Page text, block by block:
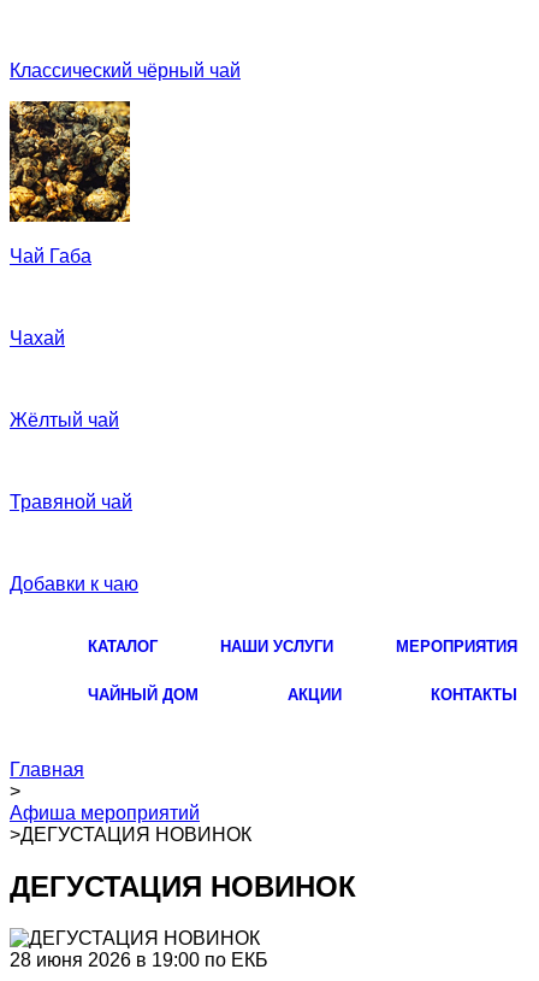
Классический чёрный чай
Чай Габа
Чахай
Жёлтый чай
Травяной чай
Добавки к чаю
КАТАЛОГ НАШИ УСЛУГИ МЕРОПРИЯТИЯ
ЧАЙНЫЙ ДОМ АКЦИИ КОНТАКТЫ
Главная
>
Афиша мероприятий
>ДЕГУСТАЦИЯ НОВИНОК
ДЕГУСТАЦИЯ НОВИНОК
28 июня 2026 в 19:00 по ЕКБ